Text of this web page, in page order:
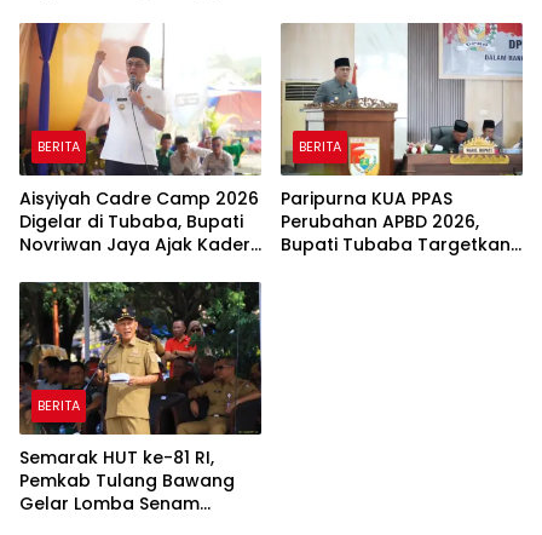
BERITA
Aisyiyah Cadre Camp 2026
Digelar di Tubaba, Bupati
Novriwan Jaya Ajak Kader
Pembangunan
BERITA
Paripurna KUA PPAS
Perubahan APBD 2026,
Bupati Tubaba Targetkan
BERITA
Semarak HUT ke-81 RI,
Pemkab Tulang Bawang
Gelar Lomba Senam